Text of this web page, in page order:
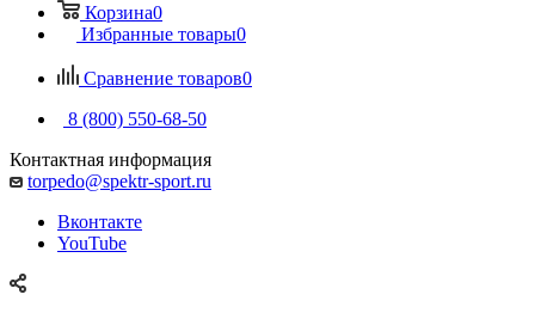
Корзина0
Избранные товары0
Сравнение товаров0
8 (800) 550-68-50
Контактная информация
torpedo@spektr-sport.ru
Вконтакте
YouTube